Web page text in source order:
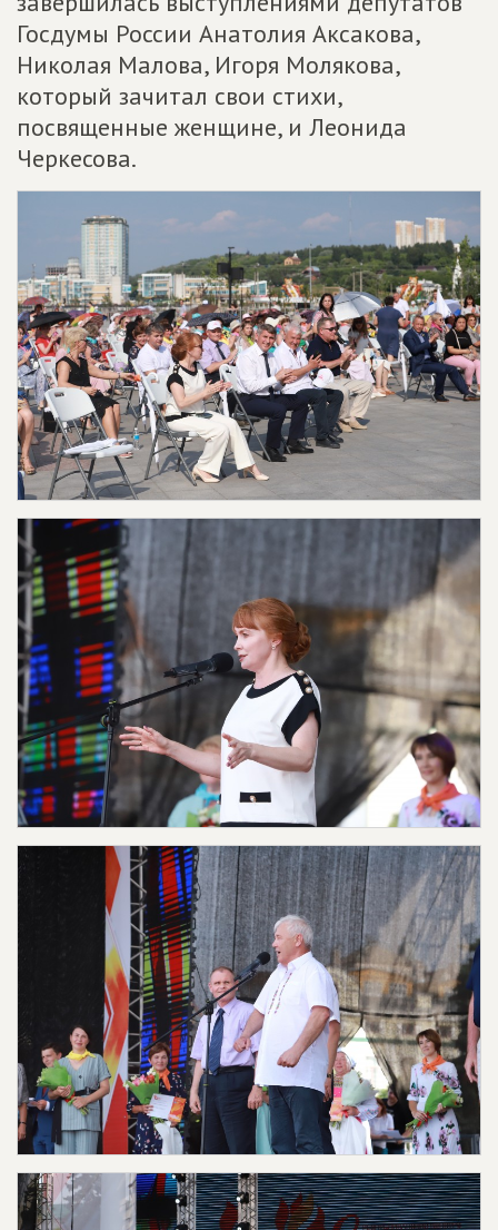
Госдумы России Анатолия Аксакова,
Николая Малова, Игоря Молякова,
который зачитал свои стихи,
посвященные женщине, и Леонида
Черкесова.